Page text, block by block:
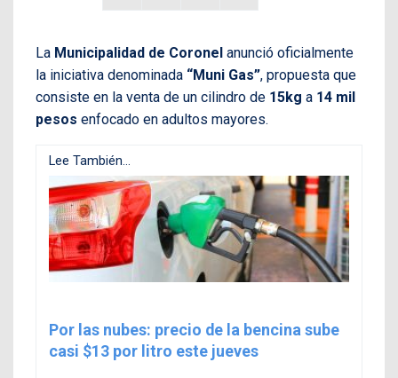
La Municipalidad de Coronel anunció oficialmente
la iniciativa denominada “Muni Gas”, propuesta que
consiste en la venta de un cilindro de 15kg a 14 mil
pesos enfocado en adultos mayores.
Lee También...
Por las nubes: precio de la bencina sube
casi $13 por litro este jueves